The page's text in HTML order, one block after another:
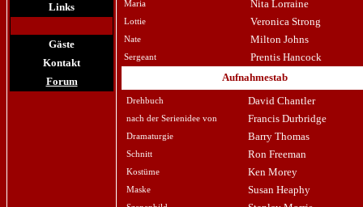
Links
Gäste
Kontakt
Forum
Maria Nita Lorraine
Lottie Veronica Strong
Nate Milton Johns
Sergeant
Prentis Hancock
Aufnahmestab
Drehbuch David Chantler
nach der Serienidee von Francis Durbridge
Dramaturgie Barry Thomas
Schnitt Ron Freeman
Kostüme Ken Morey
Maske Susan Heaphy